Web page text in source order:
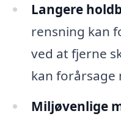
Langere
rensning kan
ved at fjerne
kan forårsage
Miljøvenlige